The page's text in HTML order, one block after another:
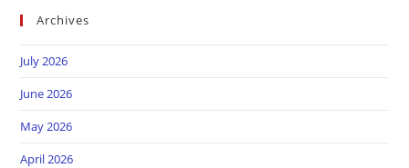
Archives
July 2026
June 2026
May 2026
April 2026